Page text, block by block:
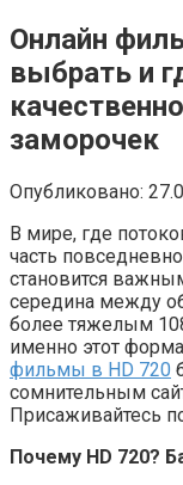
Онлайн
выбрать и
заморочек
Опубликовано:
В мире, где
часть
становится
середина между
более тяжелым
именно этот
фильмы в HD 720
сомнительным
Присаживайтесь
Почему HD 720?